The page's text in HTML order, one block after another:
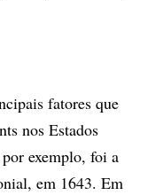
fatores que
nos Estados
exemplo, foi a
em 1643. Em